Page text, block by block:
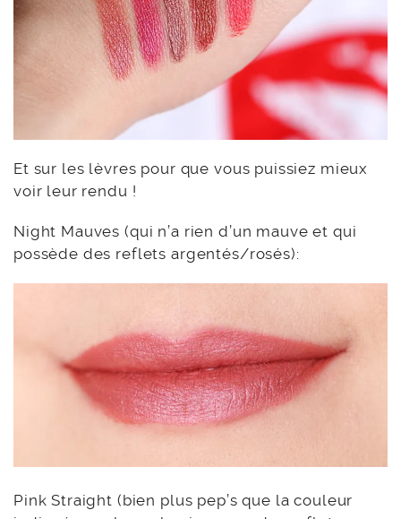
Et sur les lèvres pour que vous puissiez mieux
voir leur rendu !
Night Mauves (qui n’a rien d’un mauve et qui
possède des reflets argentés/rosés):
Pink Straight (bien plus pep’s que la couleur